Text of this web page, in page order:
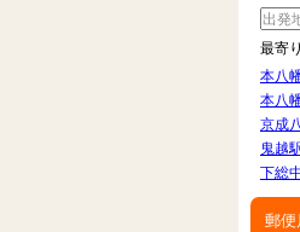
最寄
本八
本八
京成
鬼越
下総
郵便